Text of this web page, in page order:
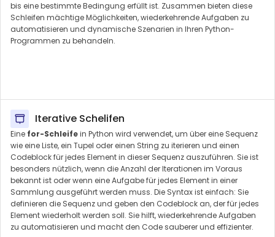
bis eine bestimmte Bedingung erfüllt ist. Zusammen bieten diese
Schleifen mächtige Möglichkeiten, wiederkehrende Aufgaben zu
automatisieren und dynamische Szenarien in Ihren Python-
Programmen zu behandeln.
Iterative Schelifen
Eine for-Schleifein Python wird verwendet, um über eine Sequenz
wie eine Liste, ein Tupel oder einen String zu iterieren und einen
Codeblock für jedes Element in dieser Sequenz auszuführen. Sie ist
besonders nützlich, wenn die Anzahl der Iterationen im Voraus
bekannt ist oder wenn eine Aufgabe für jedes Element in einer
Sammlung ausgeführt werden muss. Die Syntax ist einfach: Sie
definieren die Sequenz und geben den Codeblock an, der für jedes
Element wiederholt werden soll. Sie hilft, wiederkehrende Aufgaben
zu automatisieren und macht den Code sauberer und effizienter.